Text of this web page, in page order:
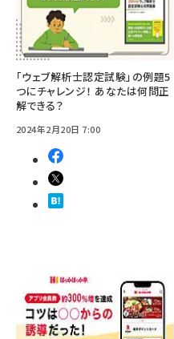
「ウェブ解析士認定試験」の例題5
つにチャレンジ！ あなたは何問正
解できる？
2024年2月20日 7:00